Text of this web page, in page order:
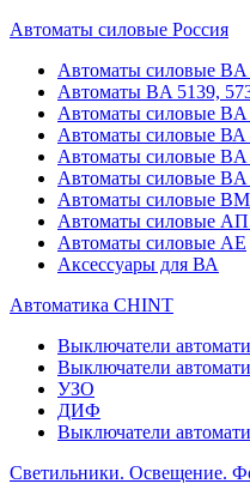
Автоматы силовые Россия
Автоматы силовые
Автоматы BA 5139,
Автоматы силовые
Автоматы силовые
Автоматы силовые
Автоматы силовые
Автоматы силовые
Автоматы силовые
Автоматы силовые АЕ
Аксессуары для ВА
Автоматика CHINT
Выключатели
Выключатели
УЗО
ДИФ
Выключатели
Светильники. Освещение.